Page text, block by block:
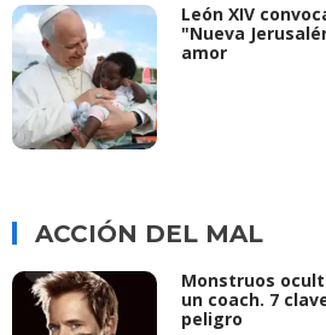
León XIV
"Nueva
amor
ACCIÓN DEL MAL
Monstruos
un coach. 7
peligro